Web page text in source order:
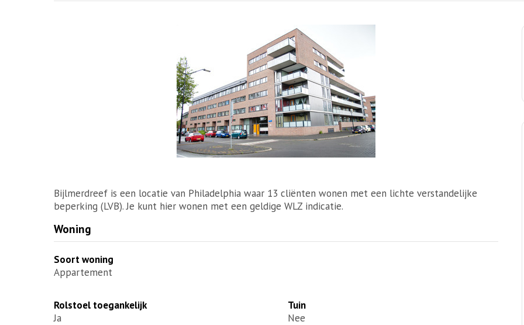
Bijlmerdreef is een locatie van Philadelphia waar 13 cliënten wonen met een lichte verstandelijke
beperking (LVB). Je kunt hier wonen met een geldige WLZ indicatie.
Woning
Soort woning
Appartement
Rolstoel toegankelijk
Ja
Tuin
Nee